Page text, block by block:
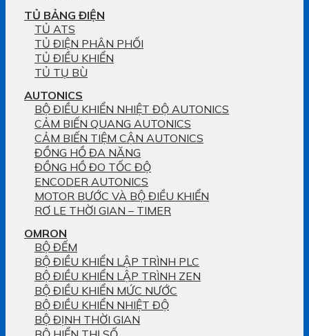
TỦ BẢNG ĐIỆN
TỦ ATS
TỦ ĐIỆN PHÂN PHỐI
TỦ ĐIỀU KHIỂN
TỦ TỤ BÙ
AUTONICS
BỘ ĐIỀU KHIỂN NHIỆT ĐỘ AUTONICS
CẢM BIẾN QUANG AUTONICS
CẢM BIẾN TIỆM CẬN AUTONICS
ĐỒNG HỒ ĐA NĂNG
ĐỒNG HỒ ĐO TỐC ĐỘ
ENCODER AUTONICS
MOTOR BƯỚC VÀ BỘ ĐIỀU KHIỂN
RƠ LE THỜI GIAN – TIMER
OMRON
BỘ ĐẾM
BỘ ĐIỀU KHIỂN LẬP TRÌNH PLC
BỘ ĐIỀU KHIỂN LẬP TRÌNH ZEN
BỘ ĐIỀU KHIỂN MỨC NƯỚC
BỘ ĐIỀU KHIỂN NHIỆT ĐỘ
BỘ ĐỊNH THỜI GIAN